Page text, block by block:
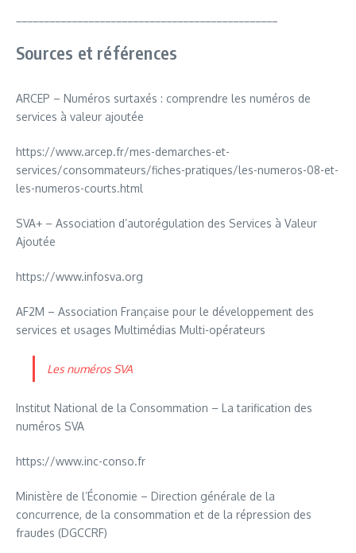
Sources et références
ARCEP – Numéros surtaxés : comprendre les numéros de
services à valeur ajoutée
https://www.arcep.fr/mes-demarches-et-
services/consommateurs/fiches-pratiques/les-numeros-08-et-
les-numeros-courts.html
SVA+ – Association d’autorégulation des Services à Valeur
Ajoutée
https://www.infosva.org
AF2M – Association Française pour le développement des
services et usages Multimédias Multi-opérateurs
Les numéros SVA
Institut National de la Consommation – La tarification des
numéros SVA
https://www.inc-conso.fr
Ministère de l’Économie – Direction générale de la
concurrence, de la consommation et de la répression des
fraudes (DGCCRF)